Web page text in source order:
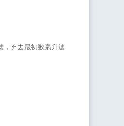
，弃去最初数毫升滤